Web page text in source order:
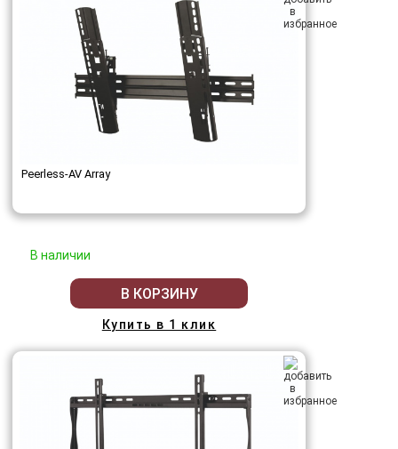
Peerless-AV Array
В наличии
В КОРЗИНУ
Купить в 1 клик